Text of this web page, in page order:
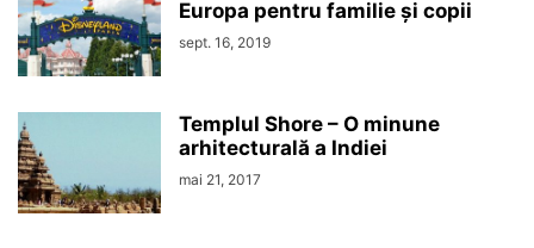
Europa pentru familie și copii
sept. 16, 2019
Templul Shore – O minune
arhitecturală a Indiei
mai 21, 2017